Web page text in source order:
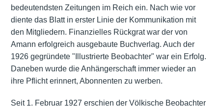
bedeutendsten Zeitungen im Reich ein. Nach wie vor
diente das Blatt in erster Linie der Kommunikation mit
den Mitgliedern. Finanzielles Rückgrat war der von
Amann erfolgreich ausgebaute Buchverlag. Auch der
1926 gegründete "Illustrierte Beobachter" war ein Erfolg.
Daneben wurde die Anhängerschaft immer wieder an
ihre Pflicht erinnert, Abonnenten zu werben.
Seit 1. Februar 1927 erschien der Völkische Beobachter